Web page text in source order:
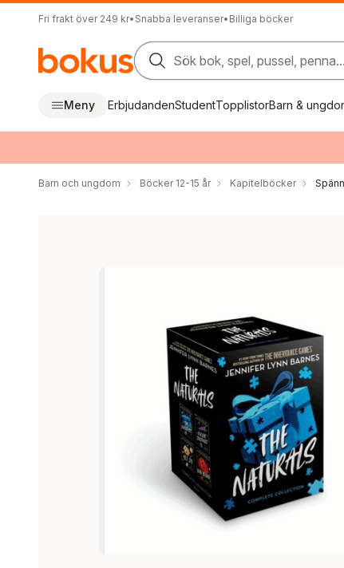
Fri frakt över 249 kr• Snabba leveranser• Billiga böcker
Sök bok, spel, pussel, penna...
Meny ErbjudandenStudentTopplistorBarn &
Barn och ungdom Böcker 12-15 år Kapitelböcker